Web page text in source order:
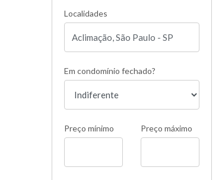
Localidades
Em condomínio fechado?
Preço mínimo Preço máximo